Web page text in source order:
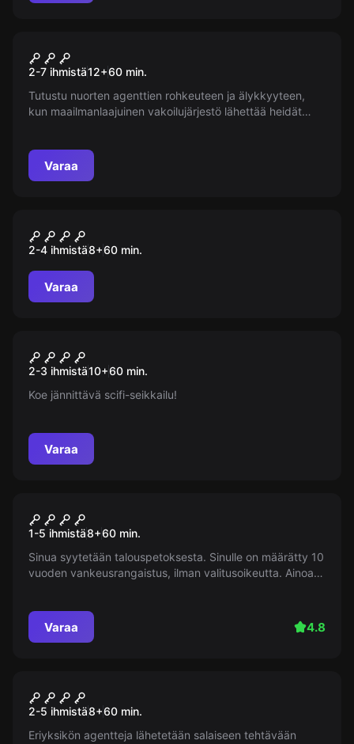
007: Spioonilapsed
2-7 ihmistä12+60 min.
Tutustu nuorten agenttien rohkeuteen ja älykkyyteen,
kun maailmanlaajuinen vakoilujärjestö lähettää heidät
mahdottomasta tehtävästä? Jännittävä seikkailu odottaa!
Varaa
2 PARANOID
2-4 ihmistä8+60 min.
Varaa
Uusi
Painovoima
2-3 ihmistä10+60 min.
Koe jännittävä scifi-seikkailu!
Varaa
Pako vankilasta
1-5 ihmistä8+60 min.
Sinua syytetään talouspetoksesta. Sinulle on määrätty 10
vuoden vankeusrangaistus, ilman valitusoikeutta. Ainoa
Varaa 4.8
Säteily
2-5 ihmistä8+60 min.
Eriyksikön agentteja lähetetään salaiseen tehtävään